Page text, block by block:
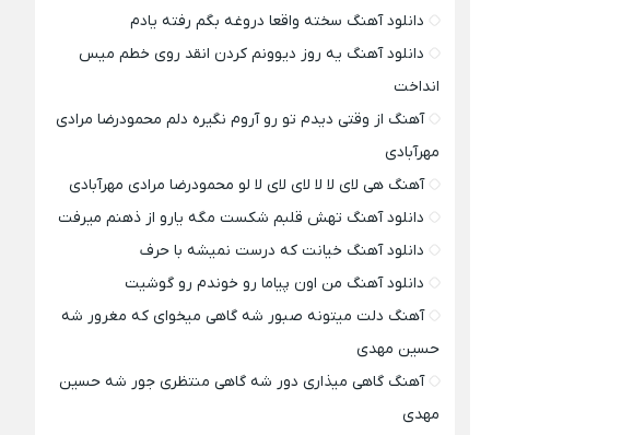
دانلود آهنگ سخته واقعا دروغه بگم رفته یادم
دانلود آهنگ یه روز دیوونم کردن انقد روی خطم میس
انداخت
آهنگ از وقتی دیدم تو رو آروم نگیره دلم محمودرضا مرادی
مهرآبادی
آهنگ هی لای لا لا لای لای لا لو محمودرضا مرادی مهرآبادی
دانلود آهنگ تهش قلبم شکست مگه یارو از ذهنم میرفت
دانلود آهنگ خیانت که درست نمیشه با حرف
دانلود آهنگ من اون پیاما رو خوندم رو گوشیت
آهنگ دلت میتونه صبور شه گاهی میخوای که مغرور شه
حسین مهدی
آهنگ گاهی میذاری دور شه گاهی منتظری جور شه حسین
مهدی